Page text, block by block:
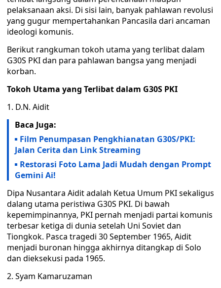
pelaksanaan aksi. Di sisi lain, banyak pahlawan revolusi
yang gugur mempertahankan Pancasila dari ancaman
ideologi komunis.
Berikut rangkuman tokoh utama yang terlibat dalam
G30S PKI dan para pahlawan bangsa yang menjadi
korban.
Tokoh Utama yang Terlibat dalam G30S PKI
1. D.N. Aidit
Baca Juga:
Film Penumpasan Pengkhianatan G30S/PKI:
Jalan Cerita dan Link Streaming
Restorasi Foto Lama Jadi Mudah dengan Prompt
Gemini Ai!
Dipa Nusantara Aidit adalah Ketua Umum PKI sekaligus
dalang utama peristiwa G30S PKI. Di bawah
kepemimpinannya, PKI pernah menjadi partai komunis
terbesar ketiga di dunia setelah Uni Soviet dan
Tiongkok. Pasca tragedi 30 September 1965, Aidit
menjadi buronan hingga akhirnya ditangkap di Solo
dan dieksekusi pada 1965.
2. Syam Kamaruzaman